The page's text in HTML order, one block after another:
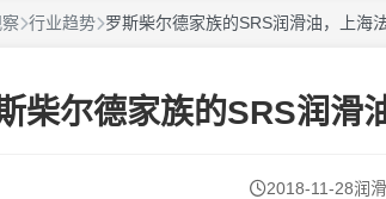
行业趋势 罗斯柴尔德家族的SRS润滑油，上海
柴尔德家族的SRS润滑
2018-11-28润